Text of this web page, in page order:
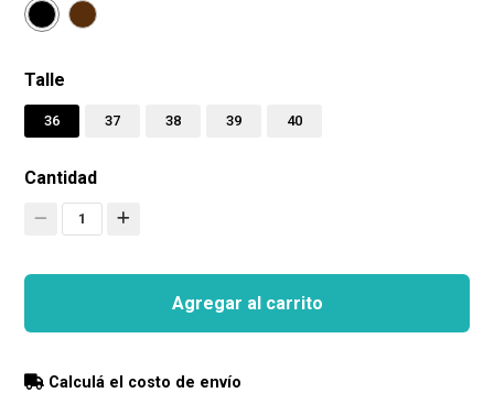
Talle
36 37 38 39 40
Cantidad
1
Agregar al carrito
Calculá el costo de envío